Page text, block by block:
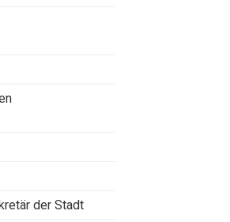
der Stadt